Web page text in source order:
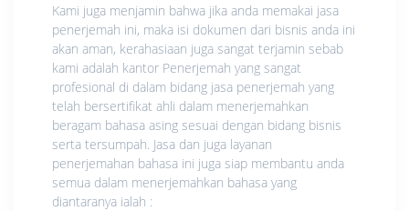
Kami juga menjamin bahwa jika anda memakai jasa
penerjemah ini, maka isi dokumen dari bisnis anda ini
akan aman, kerahasiaan juga sangat terjamin sebab
kami adalah kantor Penerjemah yang sangat
profesional di dalam bidang jasa penerjemah yang
telah bersertifikat ahli dalam menerjemahkan
beragam bahasa asing sesuai dengan bidang bisnis
serta tersumpah. Jasa dan juga layanan
penerjemahan bahasa ini juga siap membantu anda
semua dalam menerjemahkan bahasa yang
diantaranya ialah :